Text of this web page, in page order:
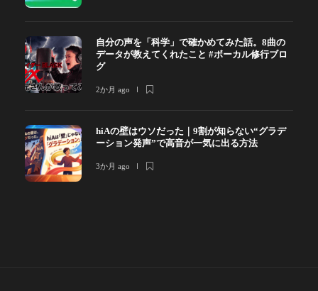
自分の声を「科学」で確かめてみた話。8曲の
データが教えてくれたこと #ボーカル修行ブロ
グ
2か月 ago
hiAの壁はウソだった｜9割が知らない“グラデ
ーション発声”で高音が一気に出る方法
3か月 ago